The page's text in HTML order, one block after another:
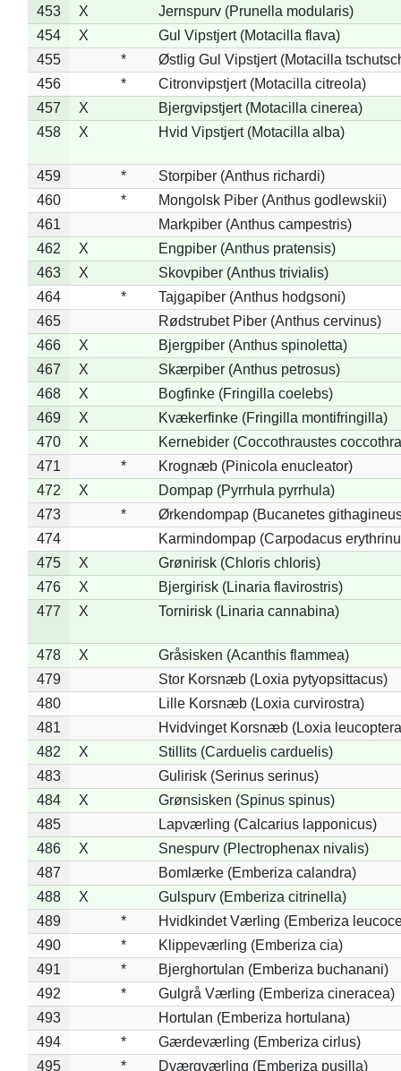
453
X
Jernspurv (Prunella modularis)
454
X
Gul Vipstjert (Motacilla flava)
455
*
Østlig Gul Vipstjert (Motacilla
456
*
Citronvipstjert (Motacilla citreola)
457
X
Bjergvipstjert (Motacilla cinerea)
458
X Hvid Vipstjert (Motacilla alba)
459 *
Storpiber (Anthus richardi)
460
*
Mongolsk Piber (Anthus godlewskii)
461
Markpiber (Anthus campestris)
462
X
Engpiber (Anthus pratensis)
463
X
Skovpiber (Anthus trivialis)
464
*
Tajgapiber (Anthus hodgsoni)
465
Rødstrubet Piber (Anthus cervinus)
466
X
Bjergpiber (Anthus spinoletta)
467
X
Skærpiber (Anthus petrosus)
468
X
Bogfinke (Fringilla coelebs)
469
X
Kvækerfinke (Fringilla montifringilla)
470
X
Kernebider (Coccothraustes
471
*
Krognæb (Pinicola enucleator)
472
X
Dompap (Pyrrhula pyrrhula)
473
*
Ørkendompap (Bucanetes
474
Karmindompap (Carpodacus
475
X
Grønirisk (Chloris chloris)
476
X
Bjergirisk (Linaria flavirostris)
477
X Tornirisk (Linaria cannabina)
478 X
Gråsisken (Acanthis flammea)
479
Stor Korsnæb (Loxia pytyopsittacus)
480
Lille Korsnæb (Loxia curvirostra)
481
Hvidvinget Korsnæb (Loxia
482
X
Stillits (Carduelis carduelis)
483
Gulirisk (Serinus serinus)
484
X
Grønsisken (Spinus spinus)
485
Lapværling (Calcarius lapponicus)
486
X
Snespurv (Plectrophenax nivalis)
487
Bomlærke (Emberiza calandra)
488
X
Gulspurv (Emberiza citrinella)
489
*
Hvidkindet Værling (Emberiza
490
*
Klippeværling (Emberiza cia)
491
*
Bjerghortulan (Emberiza buchanani)
492
*
Gulgrå Værling (Emberiza cineracea)
493
Hortulan (Emberiza hortulana)
494
*
Gærdeværling (Emberiza cirlus)
495
* Dværgværling (Emberiza pusilla)